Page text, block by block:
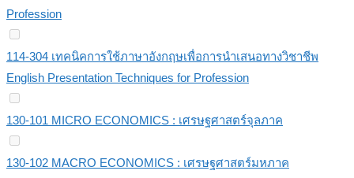
Profession
114-304 เทคนิคการใช้ภาษาอังกฤษเพื่อการนำเสนอทางวิชาชีพ
English Presentation Techniques for Profession
130-101 MICRO ECONOMICS : เศรษฐศาสตร์จุลภาค
130-102 MACRO ECONOMICS : เศรษฐศาสตร์มหภาค